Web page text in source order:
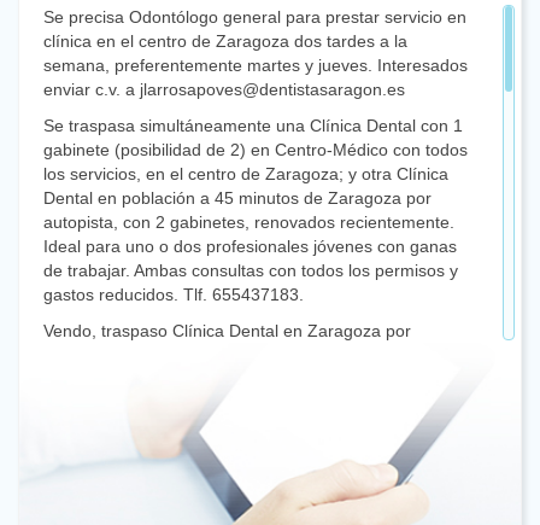
Se precisa Odontólogo general para prestar servicio en
clínica en el centro de Zaragoza dos tardes a la
semana, preferentemente martes y jueves. Interesados
enviar c.v. a jlarrosapoves@dentistasaragon.es
Se traspasa simultáneamente una Clínica Dental con 1
gabinete (posibilidad de 2) en Centro-Médico con todos
los servicios, en el centro de Zaragoza; y otra Clínica
Dental en población a 45 minutos de Zaragoza por
autopista, con 2 gabinetes, renovados recientemente.
Ideal para uno o dos profesionales jóvenes con ganas
de trabajar. Ambas consultas con todos los permisos y
gastos reducidos. Tlf. 655437183.
Vendo, traspaso Clínica Dental en Zaragoza por
experiencia para colaborar la jornada del miércoles en
clínica privada de nueva apertura en el centro de
Zaragoza. Interesados mandad CV a
cvintanelmoreno@dentistasaragon.es